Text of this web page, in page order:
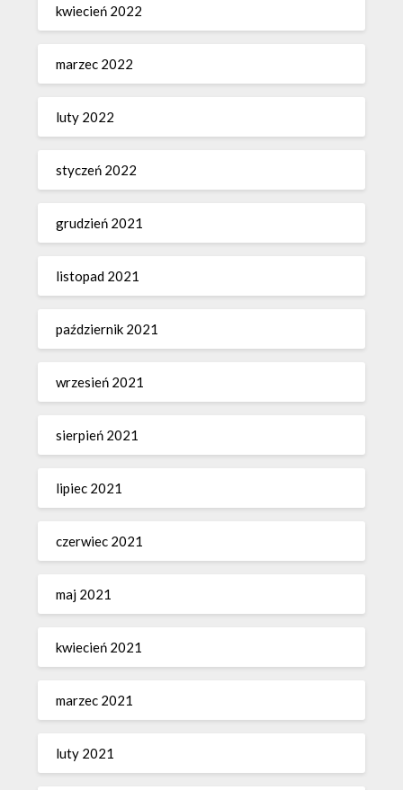
kwiecień 2022
marzec 2022
luty 2022
styczeń 2022
grudzień 2021
listopad 2021
październik 2021
wrzesień 2021
sierpień 2021
lipiec 2021
czerwiec 2021
maj 2021
kwiecień 2021
marzec 2021
luty 2021